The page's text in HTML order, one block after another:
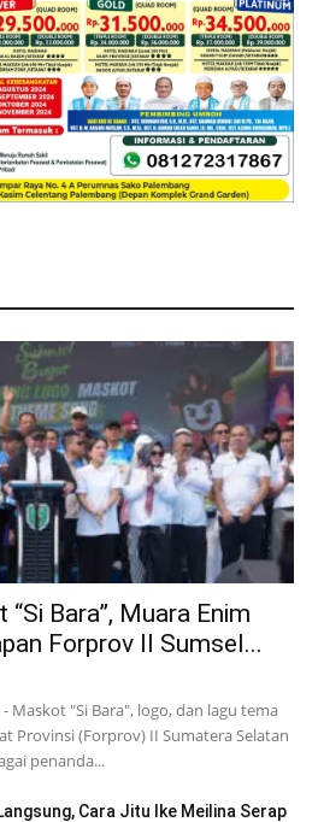
Bara”, Muara Enim
Forprov II Sumsel...
- Maskot "Si Bara", logo, dan lagu tema
Provinsi (Forprov) II Sumatera Selatan
penanda...
Cara Jitu Ike Meilina Serap